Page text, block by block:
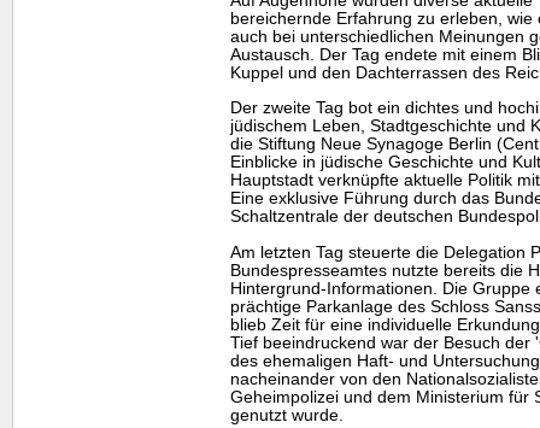
bereichernde Erfahrung zu erleben, wie
auch bei unterschiedlichen Meinungen
Austausch. Der Tag endete mit einem
Kuppel und den Dachterrassen des
Der zweite Tag bot ein dichtes und
jüdischem Leben, Stadtgeschichte und
die Stiftung Neue Synagoge Berlin
Einblicke in jüdische Geschichte und
Hauptstadt verknüpfte aktuelle Politik
Eine exklusive Führung durch das
Schaltzentrale der deutschen
Am letzten Tag steuerte die Delegation
Bundespresseamtes nutzte bereits die
Hintergrund-Informationen. Die Gruppe
prächtige Parkanlage des Schloss
blieb Zeit für eine individuelle
Tief beeindruckend war der Besuch der
des ehemaligen Haft- und
nacheinander von den
Geheimpolizei und dem Ministerium für
genutzt wurde.